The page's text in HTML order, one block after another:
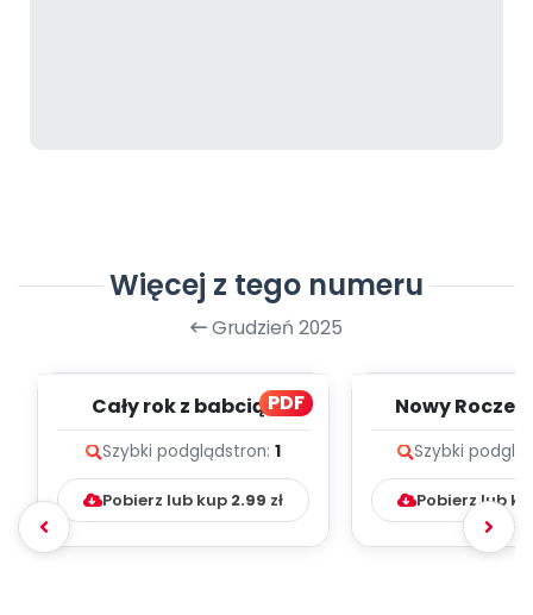
Więcej z tego numeru
Grudzień 2025
PDF
Cały rok z babcią i
melodii i tekst...
Szybki podglądstron: 1
Pobierz lub kup 2.99 zł
Nowy
Szybki
Pobierz lub